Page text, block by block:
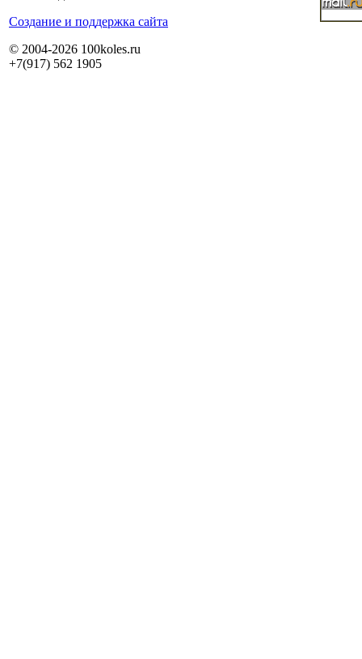
Cоздание и поддержка сайта
© 2004-2026 100koles.ru
+7(917) 562 1905